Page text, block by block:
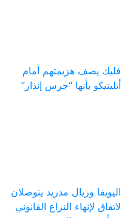
فليك يصف هزيمتهم أمام
أتليتيكو بأنها “جرس إنذار”
اليويفا وريال مدريد يتوصلان
لاتفاق لإنهاء النزاع القانوني